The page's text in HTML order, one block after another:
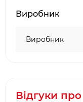
Виробник
Виробник
Відгуки про